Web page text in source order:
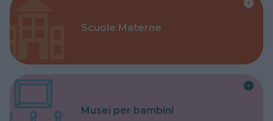
Scuole Materne
Musei per bambini